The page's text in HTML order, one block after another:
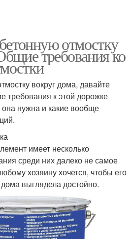
отмостку
требования ко
вокруг дома, давайте
требования к этой дорожке
нужна и какие вообще
имеет несколько
среди них далеко не самое
хозяину хочется, чтобы его
выглядела достойно.